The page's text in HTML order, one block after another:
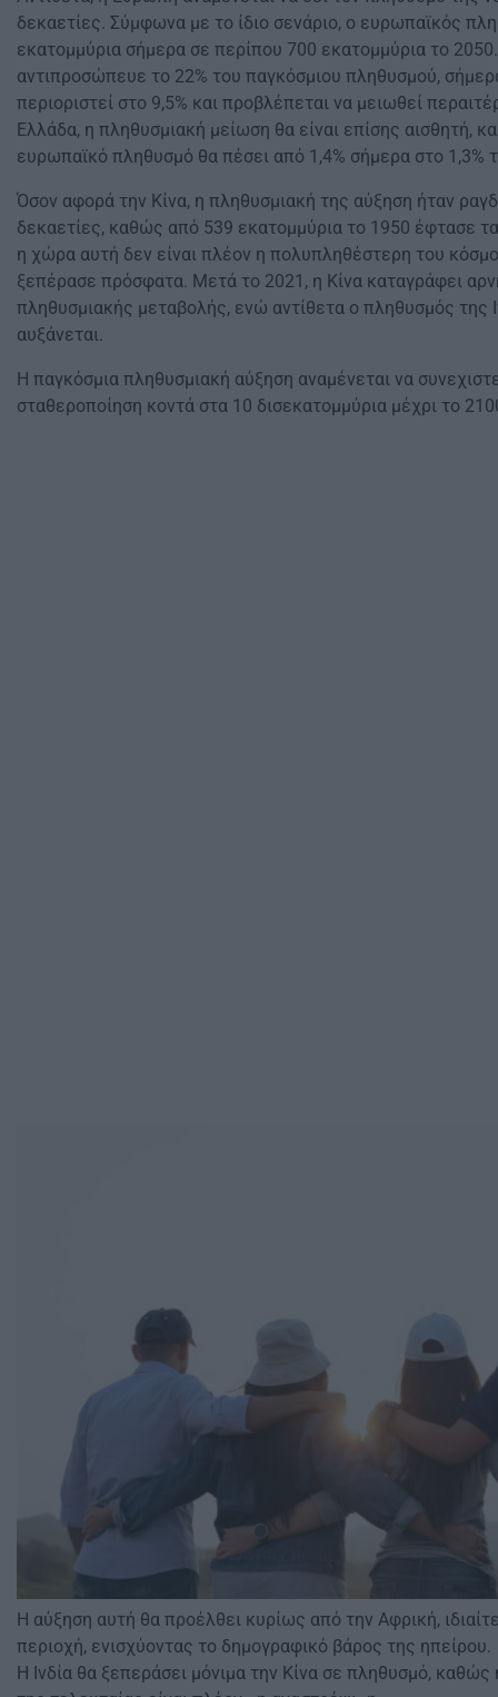
δεκαετίες. Σύμφωνα με το ίδιο σενάριο, ο ευρωπαϊκός
εκατομμύρια σήμερα σε περίπου 700 εκατομμύρια το
αντιπροσώπευε το 22% του παγκόσμιου πληθυσμού,
περιοριστεί στο 9,5% και προβλέπεται να μειωθεί
Ελλάδα, η πληθυσμιακή μείωση θα είναι επίσης αισθητή,
ευρωπαϊκό πληθυσμό θα πέσει από 1,4% σήμερα στο 1,3%
Όσον αφορά την Κίνα, η πληθυσμιακή της αύξηση ήταν
δεκαετίες, καθώς από 539 εκατομμύρια το 1950 έφτασε
η χώρα αυτή δεν είναι πλέον η πολυπληθέστερη του
ξεπέρασε πρόσφατα. Μετά το 2021, η Κίνα καταγράφει
πληθυσμιακής μεταβολής, ενώ αντίθετα ο πληθυσμός της
αυξάνεται.
Η παγκόσμια πληθυσμιακή αύξηση αναμένεται να
σταθεροποίηση κοντά στα 10 δισεκατομμύρια μέχρι το
Η αύξηση αυτή θα προέλθει κυρίως από την Αφρική,
περιοχή, ενισχύοντας το δημογραφικό βάρος της ηπείρου.
Η Ινδία θα ξεπεράσει μόνιμα την Κίνα σε πληθυσμό,